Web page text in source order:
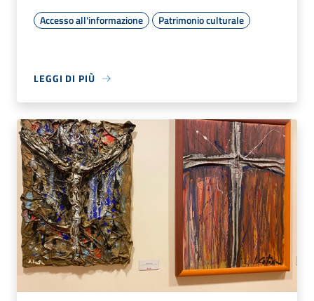
Accesso all'informazione Patrimonio culturale
LEGGI DI PIÙ